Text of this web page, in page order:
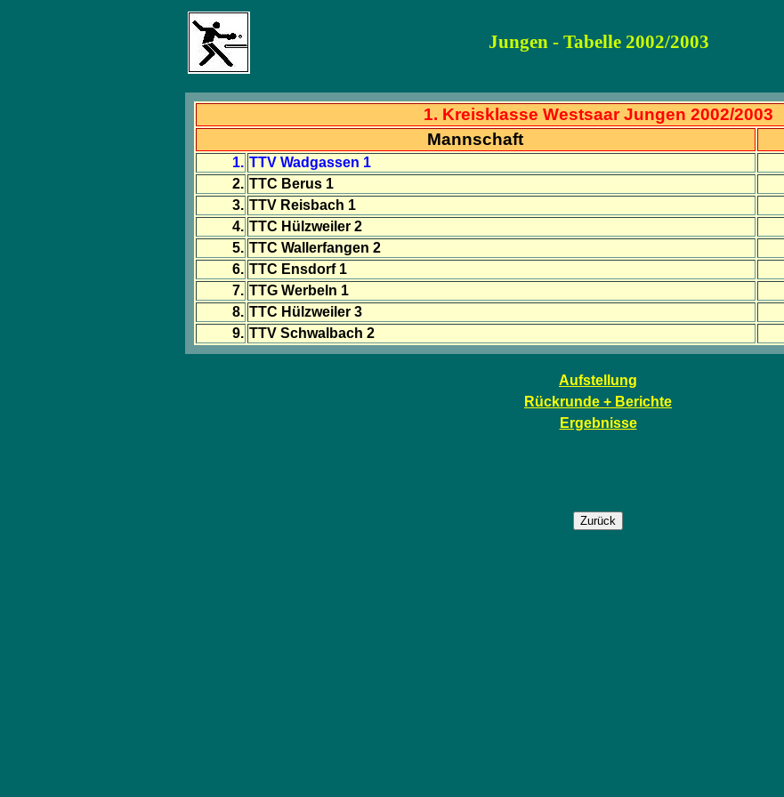
Jungen - Tabelle 2002/2003
1. Kreisklasse Westsaar Jungen 2002/2003
Mannschaft
1. TTV Wadgassen 1
2. TTC Berus 1
3. TTV Reisbach 1
4. TTC Hülzweiler 2
5. TTC Wallerfangen 2
6. TTC Ensdorf 1
7. TTG Werbeln 1
8. TTC Hülzweiler 3
9. TTV Schwalbach 2
Aufstellung
Rückrunde + Berichte
Ergebnisse